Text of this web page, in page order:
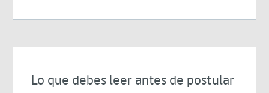
Lo que debes leer antes de postular